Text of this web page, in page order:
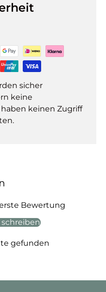
sicher
keine
keinen Zugriff
Bewertung
gefunden